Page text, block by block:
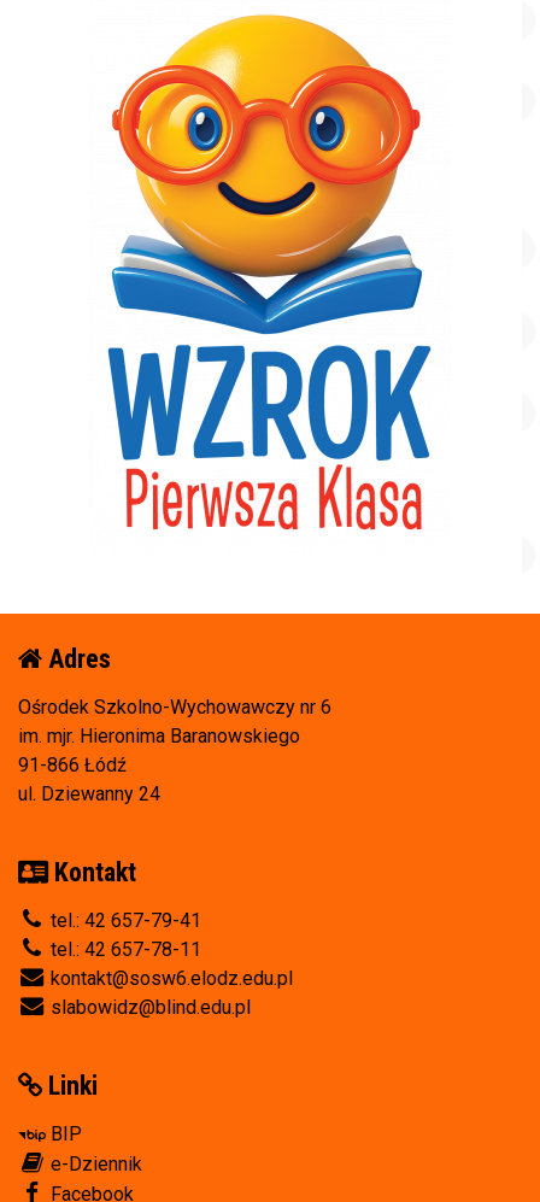
Adres
Ośrodek Szkolno-Wychowawczy nr 6
im. mjr. Hieronima Baranowskiego
91-866 Łódź
ul. Dziewanny 24
Kontakt
tel.: 42 657-79-41
tel.: 42 657-78-11
kontakt@sosw6.elodz.edu.pl
slabowidz@blind.edu.pl
Linki
BIP
e-Dziennik
Facebook